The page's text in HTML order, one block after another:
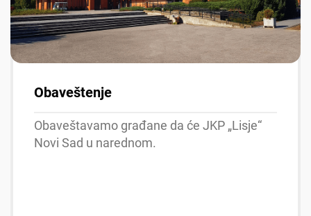
Obaveštenje
Obaveštavamo građane da će JKP „Lisje“
Novi Sad u narednom.